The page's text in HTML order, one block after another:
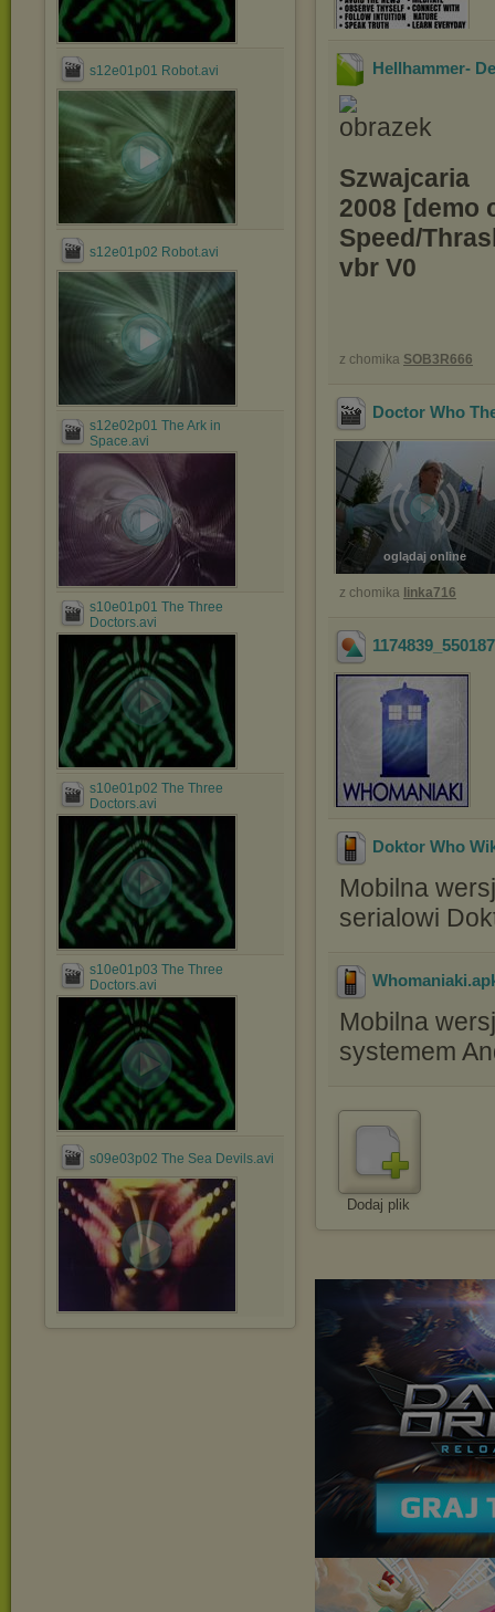
s12e01p01 Robot.avi
s12e01p02 Robot.avi
s12e02p01 The Ark in
Space.avi
s10e01p01 The Three
Doctors.avi
s10e01p02 The Three
Doctors.avi
s10e01p03 The Three
Doctors.avi
s09e03p02 The Sea Devils.avi
Hellhammer-
Szwajcaria
2008 [demo
Speed/
vbr V0
z chomika SOB3R666
Doctor Who
oglądaj online
z chomika linka716
Doktor Who
Mobilna
serialowi
Whomaniaki
Mobilna
systemem
Dodaj plik